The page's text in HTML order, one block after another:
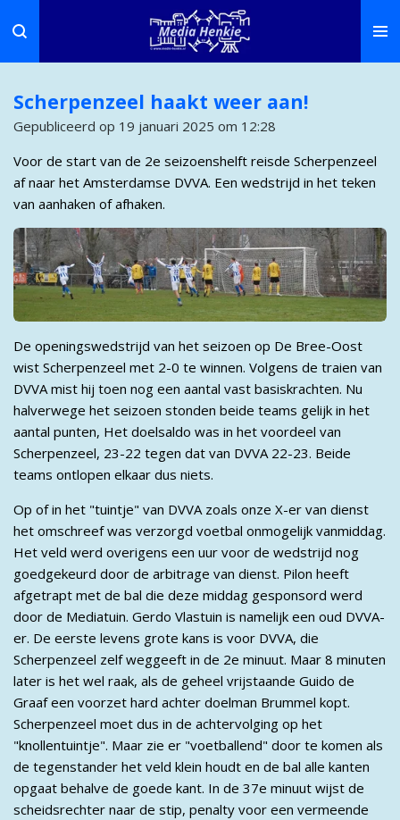
direct
naar
hoofdinhoud
Scherpenzeel haakt weer aan!
Gepubliceerd op 19 januari 2025 om 12:28
Voor de start van de 2e seizoenshelft reisde Scherpenzeel
af naar het Amsterdamse DVVA. Een wedstrijd in het teken
van aanhaken of afhaken.
De openingswedstrijd van het seizoen op De Bree-Oost
wist Scherpenzeel met 2-0 te winnen. Volgens de traien van
DVVA mist hij toen nog een aantal vast basiskrachten. Nu
halverwege het seizoen stonden beide teams gelijk in het
aantal punten, Het doelsaldo was in het voordeel van
Scherpenzeel, 23-22 tegen dat van DVVA 22-23. Beide
teams ontlopen elkaar dus niets.
Op of in het "tuintje" van DVVA zoals onze X-er van dienst
het omschreef was verzorgd voetbal onmogelijk vanmiddag.
Het veld werd overigens een uur voor de wedstrijd nog
goedgekeurd door de arbitrage van dienst. Pilon heeft
afgetrapt met de bal die deze middag gesponsord werd
door de Mediatuin. Gerdo Vlastuin is namelijk een oud DVVA-
er. De eerste levens grote kans is voor DVVA, die
Scherpenzeel zelf weggeeft in de 2e minuut. Maar 8 minuten
later is het wel raak, als de geheel vrijstaande Guido de
Graaf een voorzet hard achter doelman Brummel kopt.
Scherpenzeel moet dus in de achtervolging op het
"knollentuintje". Maar zie er "voetballend" door te komen als
de tegenstander het veld klein houdt en de bal alle kanten
opgaat behalve de goede kant. In de 37e minuut wijst de
scheidsrechter naar de stip, penalty voor een vermeende